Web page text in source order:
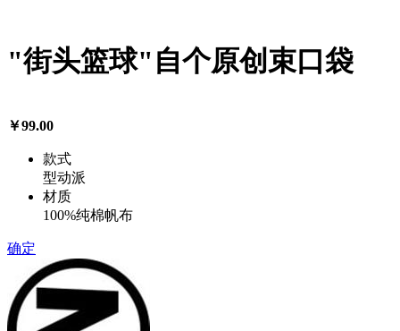
"街头篮球"自个原创束口袋
￥99.00
款式
型动派
材质
100%纯棉帆布
确定